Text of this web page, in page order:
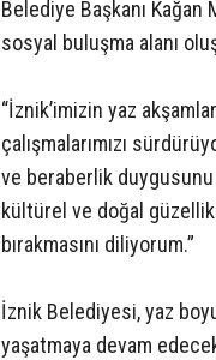
Belediye Başkanı
sosyal buluşma alanı
“İznik’imizin yaz
çalışmalarımızı
ve beraberlik
kültürel ve doğal
bırakmasını diliyorum.”
İznik Belediyesi, yaz
yaşatmaya devam